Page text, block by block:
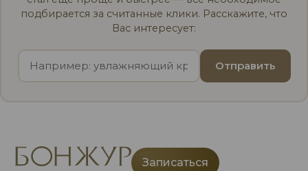
подбирается за считанные клики. Расскажите, что
Вас интересует:
Отправить
Записаться